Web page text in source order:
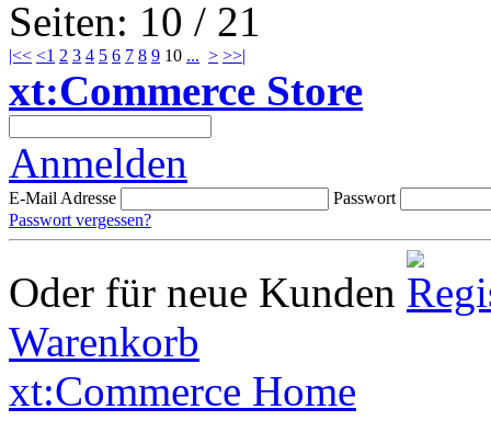
Seiten: 10 / 21
|<< <1 2 3 4 5 6 7 8 9 10 ... > >>|
xt:Commerce Store
Anmelden
E-Mail Adresse
Passwort
Passwort vergessen?
Oder für neue Kunden
Warenkorb
xt:Commerce Home